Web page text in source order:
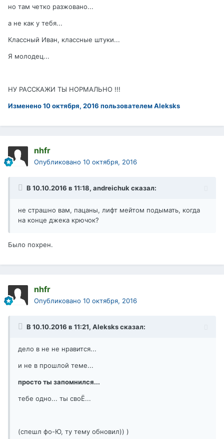
но там четко разжовано...
а не как у тебя...
Классный Иван, классные штуки...
Я молодец...
НУ РАССКАЖИ ТЫ НОРМАЛЬНО !!!
Изменено10 октября, 2016 пользователем Aleksks
nhfr
Опубликовано 10 октября, 2016
В 10.10.2016 в 11:18, andreichuk сказал:
не страшно вам, пацаны, лифт мейтом подымать, когда
на конце джека крючок?
Было похрен.
nhfr
Опубликовано 10 октября, 2016
В 10.10.2016 в 11:21, Aleksks сказал:
дело в не не нравится...
и не в прошлой теме...
просто ты запомнился...
тебе одно... ты своЁ...
(спешл фо-Ю, ту тему обновил)) )